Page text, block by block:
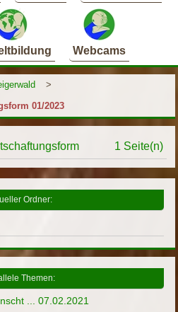
Webcams
>
01/2023
1 Seite(n)
Ordner:
Themen:
... 07.02.2021